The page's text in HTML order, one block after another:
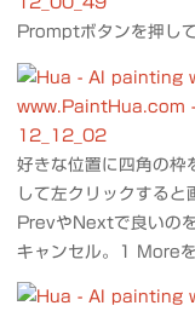
Promptボタンを押し
好きな位置に四角の枠
して左クリックすると
PrevやNextで良いの
キャンセル。1 Moreを